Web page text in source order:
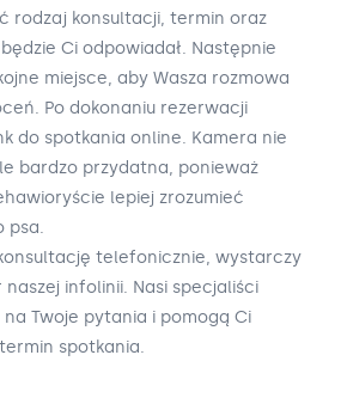
rodzaj konsultacji, termin oraz
Ci odpowiadał. Następnie
miejsce, aby Wasza rozmowa
Po dokonaniu rezerwacji
do spotkania online. Kamera nie
bardzo przydatna, ponieważ
lepiej zrozumieć
psa.
telefonicznie, wystarczy
infolinii. Nasi specjaliści
Twoje pytania i pomogą Ci
spotkania.